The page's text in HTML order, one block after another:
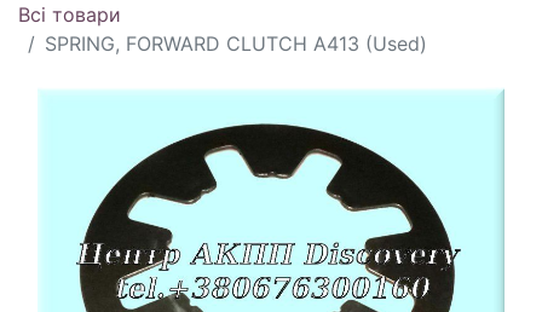
Всі товари
SPRING, FORWARD CLUTCH A413 (Used)